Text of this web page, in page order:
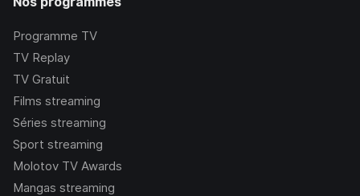
Programme TV
TV Replay
TV Gratuit
Films streaming
Séries streaming
Sport streaming
Molotov TV Awards
Mangas streaming